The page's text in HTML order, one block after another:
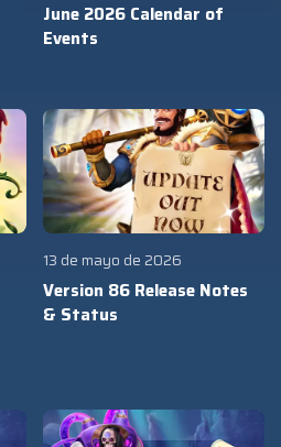
June 2026 Calendar of
Events
13 de mayo de 2026
Version 86 Release Notes
& Status